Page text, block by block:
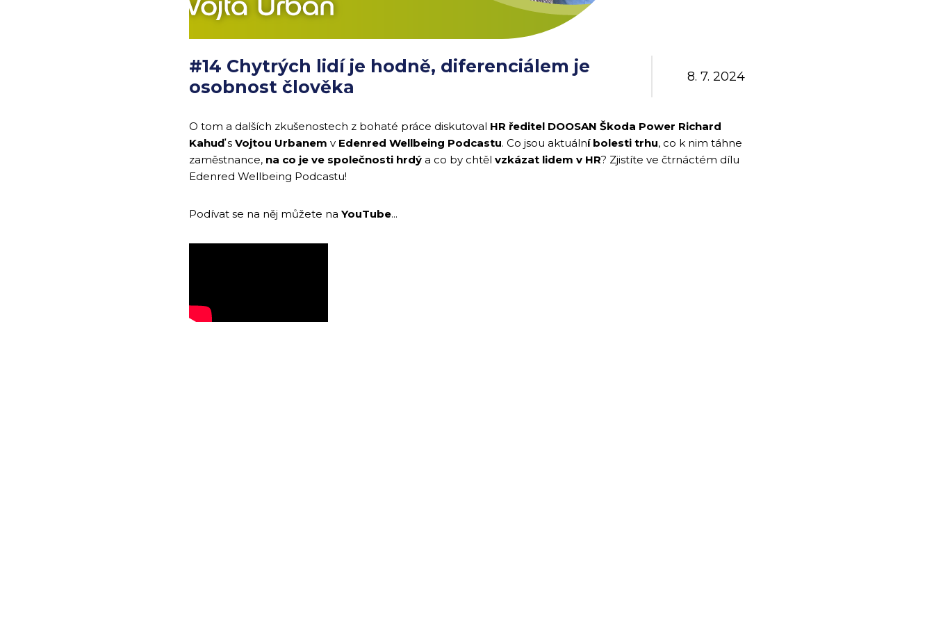
#14 Chytrých lidí je hodně, diferenciálem je
osobnost člověka
8. 7. 2024
O tom a dalších zkušenostech z bohaté práce diskutoval HR ředitel DOOSAN Škoda Power Richard
Kahuďs Vojtou Urbanem v Edenred Wellbeing Podcastu. Co jsou aktuální bolesti trhu, co k nim táhne
zaměstnance, na co je ve společnosti hrdý a co by chtěl vzkázat lidem v HR? Zjistíte ve čtrnáctém dílu
Edenred Wellbeing Podcastu!
Podívat se na něj můžete na YouTube...